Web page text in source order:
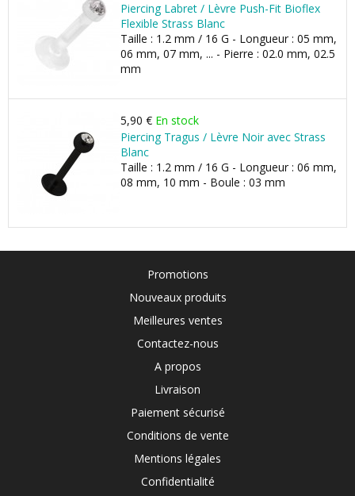
Piercing Labret / Lèvre Push-Fit Bioflex
Flexible Strass Blanc
Taille : 1.2 mm / 16 G - Longueur : 05 mm,
06 mm, 07 mm, ... - Pierre : 02.0 mm, 02.5
mm
5,90 € En stock
Piercing Tragus / Lèvre Noir avec Strass
Blanc
Taille : 1.2 mm / 16 G - Longueur : 06 mm,
08 mm, 10 mm - Boule : 03 mm
Promotions
Nouveaux produits
Meilleures ventes
Contactez-nous
A propos
Livraison
Paiement sécurisé
Conditions de vente
Mentions légales
Confidentialité